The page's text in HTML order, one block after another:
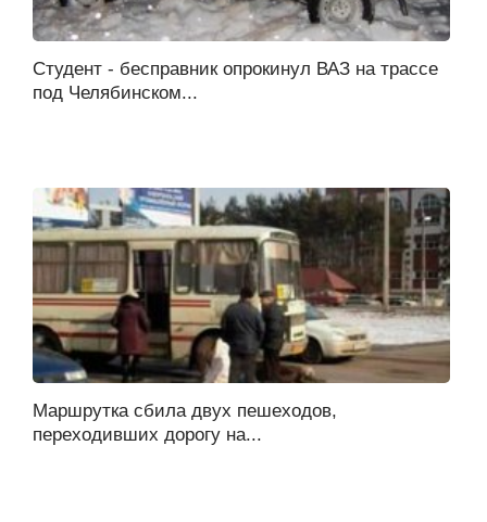
Студент - бесправник опрокинул ВАЗ на трассе
под Челябинском...
Маршрутка сбила двух пешеходов,
переходивших дорогу на...